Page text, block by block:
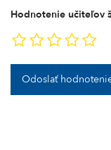
Hodnotenie učiteľov
Odoslať